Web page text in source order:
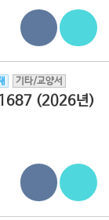
기타/교양서
1687 (2026년)